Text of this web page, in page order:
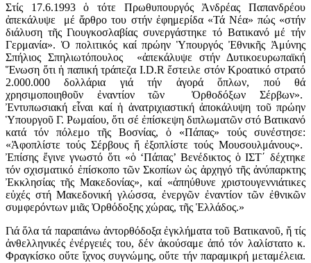
Στίς 17.6.1993 ὁ τότε Πρωθυπουργός Ἀνδρέας Παπανδρέου
ἀπεκάλυψε μέ ἄρθρο του στήν ἐφημερίδα «Τά Νέα» πώς «στήν
διάλυση τῆς Γιουγκοσλαβίας συνεργάστηκε τό Βατικανό μέ τήν
Γερμανία». Ὁ πολιτικός καί πρώην Ὑπουργός Ἐθνικῆς Ἀμύνης
Σπήλιος Σπηλιωτόπουλος «ἀπεκάλυψε στήν Δυτικοευρωπαϊκή
Ἕνωση ὅτι ἡ παπική τράπεζα I.D.R ἔστειλε στόν Κροατικό στρατό
2.000.000 δολλάρια γιά τήν ἀγορά ὅπλων, πού θά
χρησιμοποιηθοῦν ἐναντίον τῶν Ὀρθοδόξων Σέρβων».
Ἐντυπωσιακή εἶναι καί ἡ ἀνατριχιαστική ἀποκάλυψη τοῦ πρώην
Ὑπουργοῦ Γ. Ρωμαίου, ὅτι σέ ἐπίσκεψη διπλωματῶν στό Βατικανό
κατά τόν πόλεμο τῆς Βοσνίας, ὁ «Πάπας» τούς συνέστησε:
«Ἀφοπλίστε τούς Σέρβους ἤ ἐξοπλίστε τούς Μουσουλμάνους».
Ἐπίσης ἔγινε γνωστό ὅτι «ὁ ‘Πάπας’ Βενέδικτος ὁ ΙΣΤ΄ δέχτηκε
τόν σχισματικό ἐπίσκοπο τῶν Σκοπίων ὡς ἀρχηγό τῆς ἀνύπαρκτης
Ἐκκλησίας τῆς Μακεδονίας», καί «ἀπηύθυνε χριστουγεννιάτικες
εὐχές στή Μακεδονική γλώσσα, ἐνεργῶν ἐναντίον τῶν ἐθνικῶν
συμφερόντων μιᾶς Ὀρθόδοξης χώρας, τῆς Ἑλλάδος.»
Γιά ὅλα τά παραπάνω ἀντορθόδοξα ἐγκλήματα τοῦ Βατικανοῦ, ἤ τίς
ἀνθελληνικές ἐνέργειές του, δέν ἀκούσαμε ἀπό τόν λαλίστατο κ.
Φραγκίσκο οὔτε ἴχνος συγνώμης, οὔτε τήν παραμικρή μεταμέλεια.